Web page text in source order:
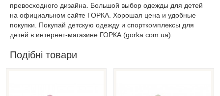
превосходного дизайна. Большой выбор одежды для детей
на официальном сайте ГОРКА. Хорошая цена и удобные
покупки. Покупай детскую одежду и спорткомплексы для
детей в интернет-магазине ГОРКА (gorka.com.ua).
Подібні товари